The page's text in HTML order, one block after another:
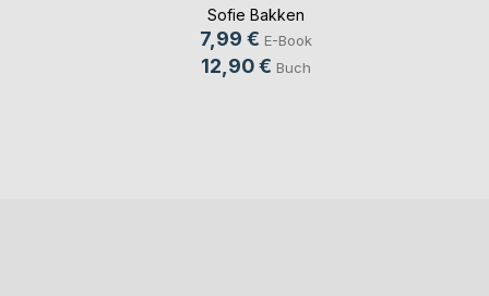
Sofie Bakken
7,99 € E-Book
12,90 € Buch